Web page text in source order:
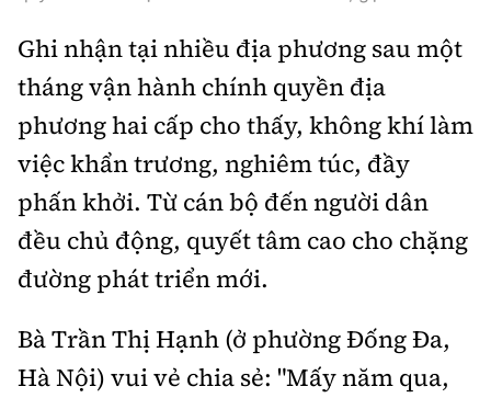
Tổng biên tập: Nguyễn Thị Hồng Nga
Phó Tổng biên tập:Nguyễn Sơn Tùng,
Nguyễn Đức Thắng, La Đức Hùng
Hotline:
0901 514 799
Quảng cáo và Phát hành:
Email:
bandoc@baoxaydung.vn
Cấm sao chép dưới mọi hình thức nếu không có sự
chấp thuận bằng văn bản.
Ghi nhận tại nhiều địa phương sau một
tháng vận hành chính quyền địa
phương hai cấp cho thấy, không khí làm
việc khẩn trương, nghiêm túc, đầy
phấn khởi. Từ cán bộ đến người dân
đều chủ động, quyết tâm cao cho chặng
đường phát triển mới.
Bà Trần Thị Hạnh (ở phường Đống Đa,
Hà Nội) vui vẻ chia sẻ: "Mấy năm qua,